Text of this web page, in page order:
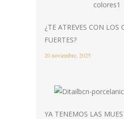
¿TE ATREVES CON LOS
FUERTES?
20 noviembre, 2025
YA TENEMOS LAS